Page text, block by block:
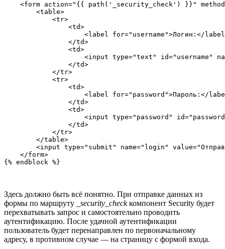
<form action="{{ path('_security_check') }}"
        <table>
            <tr>
                <td>
<label for="username">Логин:</
                </td>
                <td>
<input type="text" id="username"
                </td>
            </tr>
            <tr>
                <td>
<label for="password">Пароль:</
                </td>
                <td>
<input type="password"
                </td>
            </tr>
        </table>
<input type="submit" name="login"
    </form>
Здесь должно быть всё понятно. При отправке данных из
формы по маршруту
_security_checkкомпонент Security будет
перехватывать запрос и самостоятельно проводить
аутентификацию. После удачной аутентификации
пользователь будет перенаправлен по первоначальному
адресу, в противном случае — на страницу с формой входа.